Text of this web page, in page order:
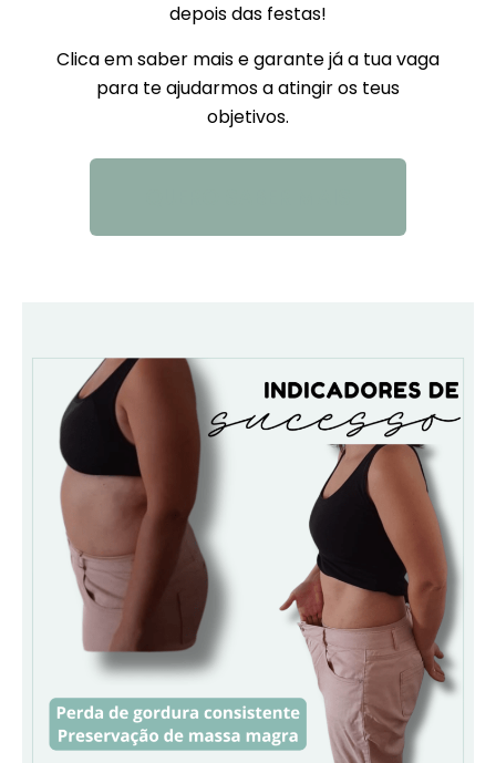
depois das festas!
Clica em saber mais e garante já a tua vaga
para te ajudarmos a atingir os teus
objetivos.